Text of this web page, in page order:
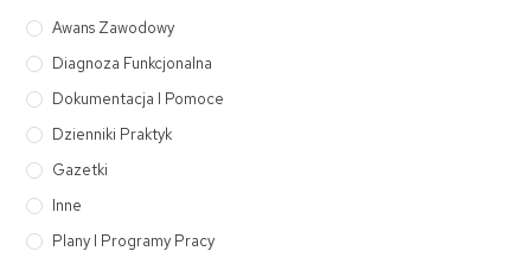
Awans Zawodowy
Diagnoza Funkcjonalna
Dokumentacja I Pomoce
Dzienniki Praktyk
Gazetki
Inne
Plany I Programy Pracy